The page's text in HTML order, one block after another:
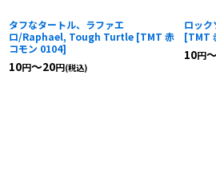
タフなタートル、ラファエ
ロ/Raphael, Tough Turtle [TMT 赤
コモン 0104]
10円～20円(税込)
ロッ
[TMT
10円